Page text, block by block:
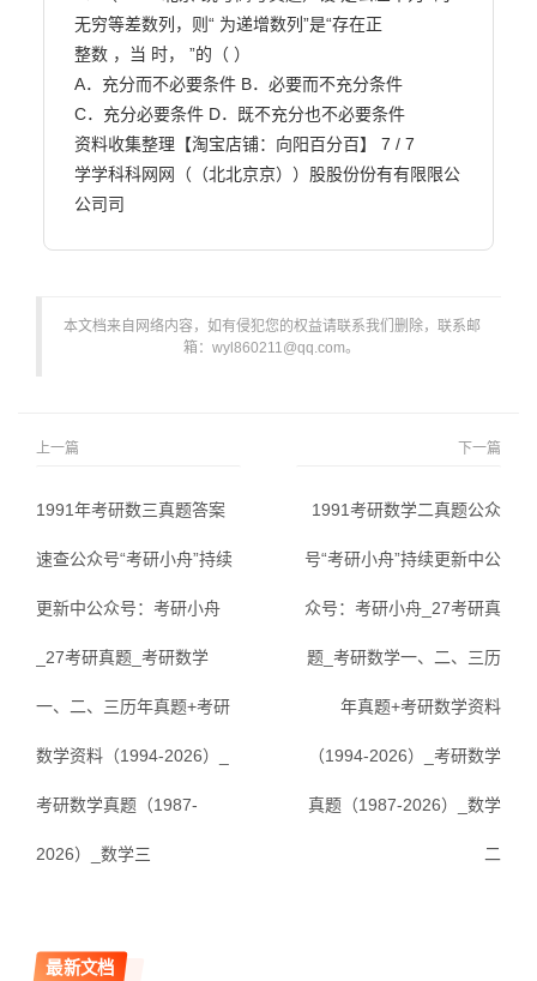
无穷等差数列，则“ 为递增数列”是“存在正
整数 ，当 时， ”的（ ）
A．充分而不必要条件 B．必要而不充分条件
C．充分必要条件 D．既不充分也不必要条件
资料收集整理【淘宝店铺：向阳百分百】 7 / 7
学学科科网网（（北北京京））股股份份有有限限公
公司司
本文档来自网络内容，如有侵犯您的权益请联系我们删除，联系邮
箱：wyl860211@qq.com。
上一篇
1991年考研数三真题答案
速查公众号“考研小舟”持续
更新中公众号：考研小舟
_27考研真题_考研数学
一、二、三历年真题+考研
数学资料（1994-2026）_
考研数学真题（1987-
2026）_数学三
下一篇
1991考研数学二真题公众
号“考研小舟”持续更新中公
众号：考研小舟_27考研真
题_考研数学一、二、三历
年真题+考研数学资料
（1994-2026）_考研数学
真题（1987-2026）_数学
二
最新文档